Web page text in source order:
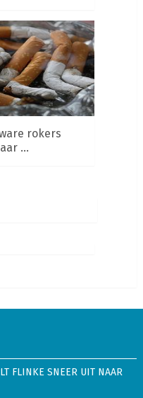
rokers
…
FLINKE SNEER UIT NAAR